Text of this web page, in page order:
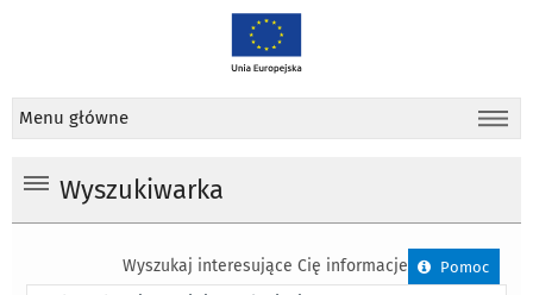
Menu główne
Wyszukiwarka
Pomoc
Wyszukaj interesujące Cię informacje